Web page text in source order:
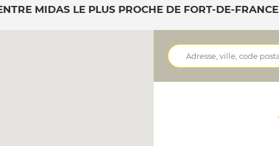
MIDAS LE PLUS PROCHE DE FORT-DE-FRANCE